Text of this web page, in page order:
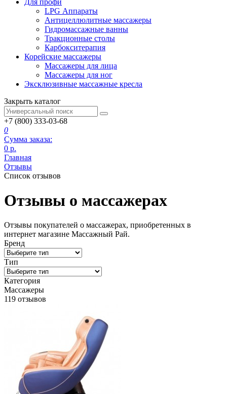
LPG Аппараты
Антицеллюлитные массажеры
Гидромассажные ванны
Тракционные столы
Карбокситерапия
Корейские массажеры
Массажеры для лица
Массажеры для ног
Эксклюзивные массажные кресла
Закрыть каталог
+7 (800) 333-03-68
0
Сумма заказа:
0 р.
Главная
Отзывы
Список отзывов
Отзывы о массажерах
Отзывы покупателей о массажерах, приобретенных в
интернет магазине Массажный Рай.
Бренд
Тип
Категория
Массажеры
119 отзывов